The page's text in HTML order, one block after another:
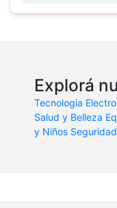
Explorá
Tecnologia
Salud y Belleza
y Niños